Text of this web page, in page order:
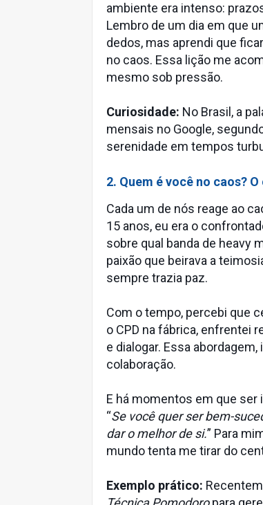
ambiente era intenso:
Lembro de um dia em que
dedos, mas aprendi que
no caos. Essa lição me
mesmo sob pressão.
Curiosidade: No Brasil, a
mensais no Google,
serenidade em tempos
2. Quem é você no caos?
Cada um de nós reage ao
15 anos, eu era o
sobre qual banda de heavy
paixão que beirava a
sempre trazia paz.
Com o tempo, percebi que
o CPD na fábrica, enfrentei
e dialogar. Essa
colaboração.
E há momentos em que ser
“Se você quer ser bem-
dar o melhor de si.” Para
mundo tenta me tirar do
Exemplo prático: